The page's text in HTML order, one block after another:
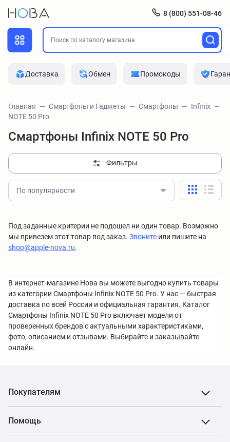
8 (800) 551-08-46
Доставка Обмен Промокоды
Главная Смартфоны и Гаджеты Смартфоны
Infinix
NOTE 50 Pro
Смартфоны Infinix NOTE 50 Pro
Фильтры
По популярности
Под заданные критерии не подошел ни один товар. Возможно
мы привезем этот товар под заказ. Звоните или пишите на
shop@apple-nova.ru.
В интернет-магазине Нова вы можете выгодно купить товары
из категории Смартфоны Infinix NOTE 50 Pro. У нас — быстрая
доставка по всей России и официальная гарантия. Каталог
Смартфоны Infinix NOTE 50 Pro включает модели от
проверенных брендов с актуальными характеристиками,
фото, описанием и отзывами. Выбирайте и заказывайте
онлайн.
Покупателям
Помощь